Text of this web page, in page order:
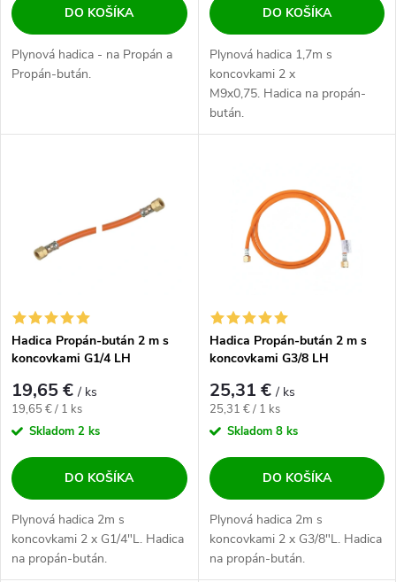
DO KOŠÍKA
Plynová hadica - na Propán a
Propán-bután.
DO KOŠÍKA
Plynová hadica 1,7m s
koncovkami 2 x
M9x0,75. Hadica na propán-
bután.
Hadica Propán-bután 2 m s
koncovkami G1/4 LH
19,65 €/ ks
Jednotková cena:
19,65 € / 1 ks
Skladom 2 ks
DO KOŠÍKA
Plynová hadica 2m s
koncovkami 2 x G1/4"L. Hadica
na propán-bután.
Hadica Propán-bután 2 m s
koncovkami G3/8 LH
25,31 €/ ks
Jednotková cena:
25,31 € / 1 ks
Skladom 8 ks
DO KOŠÍKA
Plynová hadica 2m s
koncovkami 2 x G3/8"L. Hadica
na propán-bután.